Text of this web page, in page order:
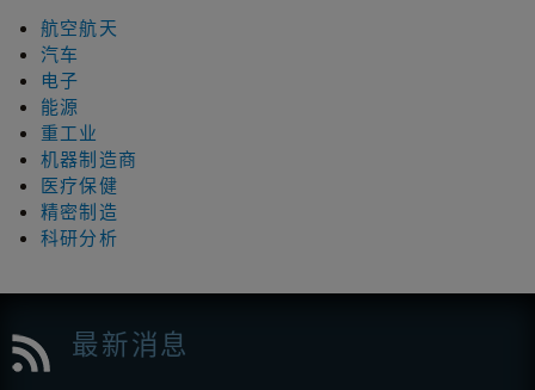
航空航天
汽车
电子
能源
重工业
机器制造商
医疗保健
精密制造
科研分析
最新消息